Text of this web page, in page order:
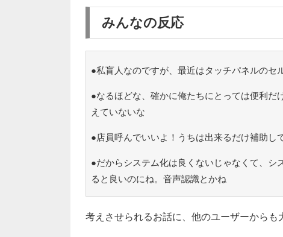
みんなの反応
●私盲人なのですが、最近はタッチパネルのセ
●なるほどな、確かに俺たちにとっては便利
えていないな
●店員呼んでいいよ！うちは出来るだけ補助し
●だからシステム化は良くないじゃなくて、シ
ると良いのにね。音声認識とかね
考えさせられるお話に、他のユーザーからも